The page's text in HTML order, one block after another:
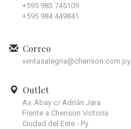
+595 983 745109
+595 984 449841
Correo
ventasalegria@chenson.com.py
Outlet
Av. Abay c/ Adrián Jara
Frente a Chenson Victoria
Ciudad del Este - Py